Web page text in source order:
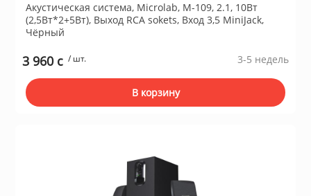
Акустическая система, Microlab, M-109, 2.1, 10Вт
(2,5Вт*2+5Вт), Выход RCA sokets, Вход 3,5 MiniJack,
Чёрный
3 960 c / шт. 3-5 недель
В корзину